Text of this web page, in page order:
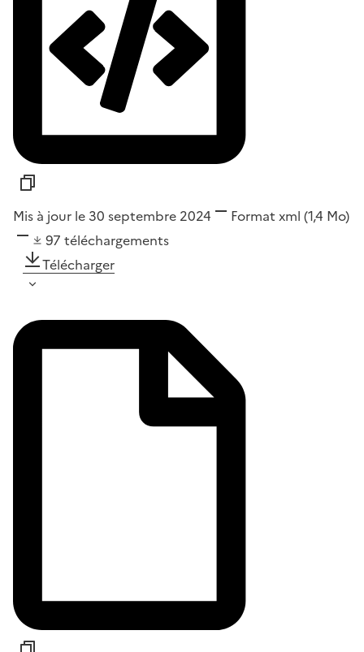
Mis à jour le 30 septembre 2024 Format xml (1,4 Mo)
97 téléchargements
Télécharger